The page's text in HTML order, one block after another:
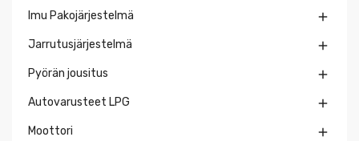
Imu Pakojärjestelmä 
Jarrutusjärjestelmä 
Pyörän jousitus 
Autovarusteet LPG 
Moottori 